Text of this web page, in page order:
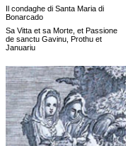
Il condaghe di Santa Maria di
Bonarcado
Sa Vitta et sa Morte, et Passione
de sanctu Gavinu, Prothu et
Januariu